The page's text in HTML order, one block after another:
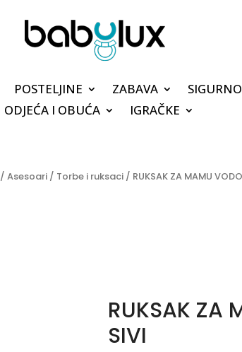
POSTELJINE ZABAVA
ODJEĆA I OBUĆA
IGRAČKE
/ Asesoari / Torbe i ruksaci / RUKSAK ZA MAMU
RUKSAK ZA
SIVI